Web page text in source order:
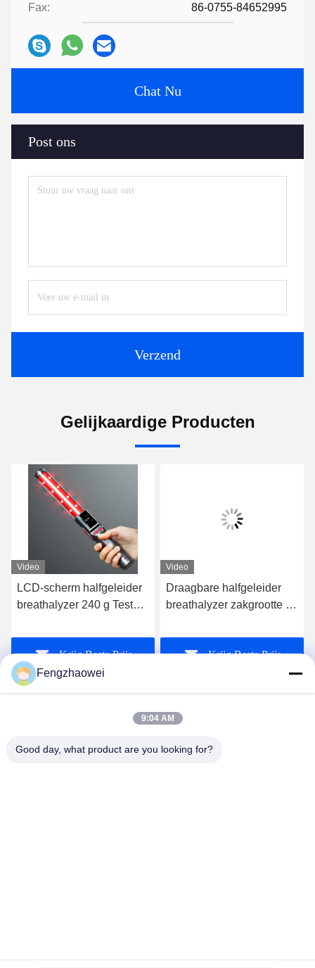
Fax: 86-0755-84652995
Chat Nu
Post ons
Verzend
Gelijkaardige Producten
Video
LCD-scherm halfgeleider
breathalyzer 240 g Test
batterij
Krijg Beste Prijs
Video
Draagbare halfgeleider
breathalyzer zakgrootte Mr
nauwkeurig
Krijg Beste Prijs
Shenzhen Fengzhaowei Technology Co.,Ltd
Fengzhaowei
9:04 AM
Good day, what product are you looking for?